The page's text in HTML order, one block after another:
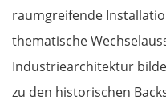
raumgreifende
thematische
Industriearchitektur
zu den historischen